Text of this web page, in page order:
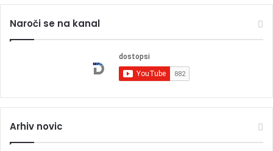
Naroči se na kanal
Arhiv novic